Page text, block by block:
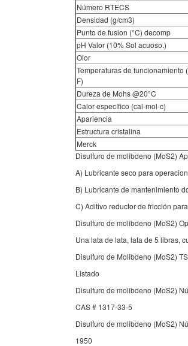
Número RTECS
Densidad (g/cm3)
Punto de fusion (°C) decomp
pH Valor (10% Sol acuoso.)
Olor
Temperaturas de funcionamiento
F)
Dureza de Mohs @20°C
Calor específico (cal-mol-c)
Apariencia
Estructura cristalina
Merck
Disulfuro de molibdeno (MoS2)
A) Lubricante seco para
B) Lubricante de mantenimiento
C) Aditivo reductor de fricción
Disulfuro de molibdeno (MoS2)
Una lata de lata, lata de 5 libras,
Disulfuro de Molibdeno (MoS2)
Listado
Disulfuro de molibdeno (MoS2)
CAS # 1317-33-5
Disulfuro de molibdeno (MoS2)
1950